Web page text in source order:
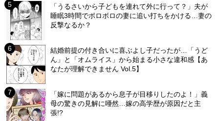
「うるさいから子どもを連れて外に行って？」夫が
睡眠3時間でボロボロの妻に追い打ちをかける…妻の
反撃なるか？
結婚前提の付き合いに喜ぶよし子だったが…「うど
ん」と「オムライス」から始まる小さな違和感【あ
なたが理解できません Vol.5】
「嫁に問題があるから息子が目移りしたのよ！」義
母の驚きの見解に唖然…嫁の高学歴が原因だと主
張!?